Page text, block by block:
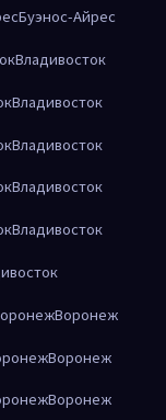
Буэнос-Айрес
Владивосток
Владивосток
Владивосток
Владивосток
Владивосток
Воронеж
Воронеж
Воронеж